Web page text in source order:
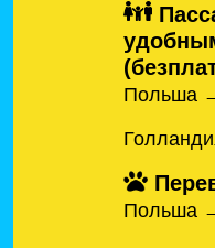
Польша
Польша